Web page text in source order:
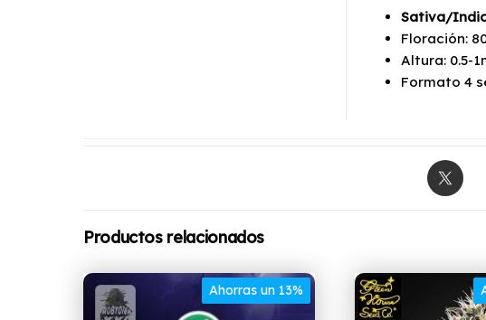
Sativa/
Floración:
Altura: 0.5-
Formato 4
Productos relacionados
Ahorras un 13%